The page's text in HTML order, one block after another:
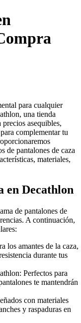
para cualquier
una tienda
asequibles,
complementar tu
de pantalones de caza
materiales,
en Decathlon
de pantalones de
A continuación,
los amantes de la caza,
durante tus
Perfectos para
te mantendrán
con materiales
y raspaduras en